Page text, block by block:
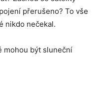
přerušeno? To vše
nikdo nečekal.
mohou být sluneční